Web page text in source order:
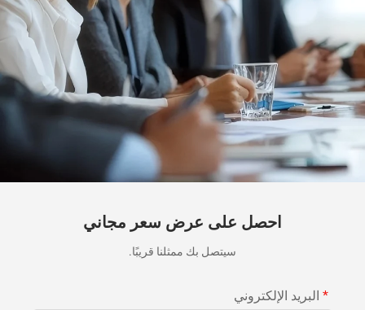
احصل على عرض سعر مجاني
سيتصل بك ممثلنا قريبًا.
البريد الإلكتروني